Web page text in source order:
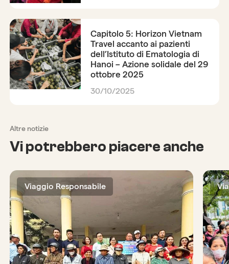
Capitolo 5: Horizon Vietnam
Travel accanto ai pazienti
dell’Istituto di Ematologia di
Hanoi – Azione solidale del 29
ottobre 2025
30/10/2025
Altre notizie
Vi potrebbero piacere anche
Viaggio Responsabile